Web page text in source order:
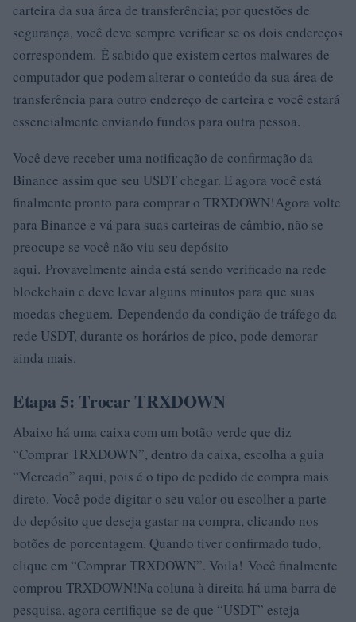
carteira da sua área de transferência; por questões de
segurança, você deve sempre verificar se os dois endereços
correspondem. É sabido que existem certos malwares de
computador que podem alterar o conteúdo da sua área de
transferência para outro endereço de carteira e você estará
essencialmente enviando fundos para outra pessoa.
Você deve receber uma notificação de confirmação da
Binance assim que seu USDT chegar. E agora você está
finalmente pronto para comprar o TRXDOWN!Agora volte
para Binance e vá para suas carteiras de câmbio, não se
preocupe se você não viu seu depósito
aqui. Provavelmente ainda está sendo verificado na rede
blockchain e deve levar alguns minutos para que suas
moedas cheguem. Dependendo da condição de tráfego da
rede USDT, durante os horários de pico, pode demorar
ainda mais.
Etapa 5: Trocar TRXDOWN
Abaixo há uma caixa com um botão verde que diz
“Comprar TRXDOWN”, dentro da caixa, escolha a guia
“Mercado” aqui, pois é o tipo de pedido de compra mais
direto. Você pode digitar o seu valor ou escolher a parte
do depósito que deseja gastar na compra, clicando nos
botões de porcentagem. Quando tiver confirmado tudo,
clique em “Comprar TRXDOWN”. Voila! Você finalmente
comprou TRXDOWN!Na coluna à direita há uma barra de
pesquisa, agora certifique-se de que “USDT” esteja